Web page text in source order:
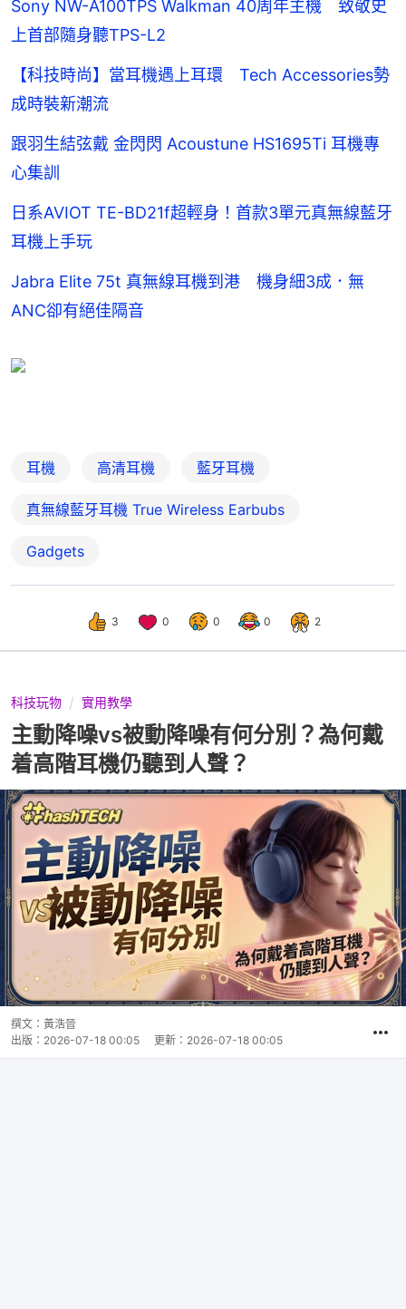
Sony NW-A100TPS Walkman 40周年主機 致敬史
上首部隨身聽TPS-L2
【科技時尚】當耳機遇上耳環 Tech Accessories勢
成時裝新潮流
跟羽生結弦戴 金閃閃 Acoustune HS1695Ti 耳機專
心集訓
日系AVIOT TE-BD21f超輕身！首款3單元真無線藍牙
耳機上手玩
Jabra Elite 75t 真無線耳機到港 機身細3成．無
ANC卻有絕佳隔音
耳機 高清耳機 藍牙耳機
真無線藍牙耳機 True Wireless Earbubs
Gadgets
3 0 0 0 2
科技玩物 實用教學
主動降噪vs被動降噪有何分別？為何戴
着高階耳機仍聽到人聲？
撰文： 黃浩晉
出版： 2026-07-18 00:05 更新： 2026-07-18 00:05